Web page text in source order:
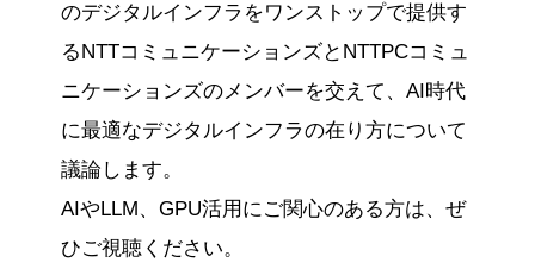
のデジタルインフラをワンストップで提供す
るNTTコミュニケーションズとNTTPCコミュ
ニケーションズのメンバーを交えて、AI時代
に最適なデジタルインフラの在り方について
議論します。
AIやLLM、GPU活用にご関心のある方は、ぜ
ひご視聴ください。